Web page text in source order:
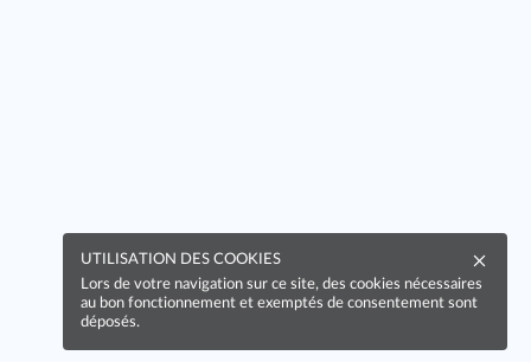
UTILISATION DES COOKIES
Lors de votre navigation sur ce site, des cookies nécessaires
au bon fonctionnement et exemptés de consentement sont
déposés.